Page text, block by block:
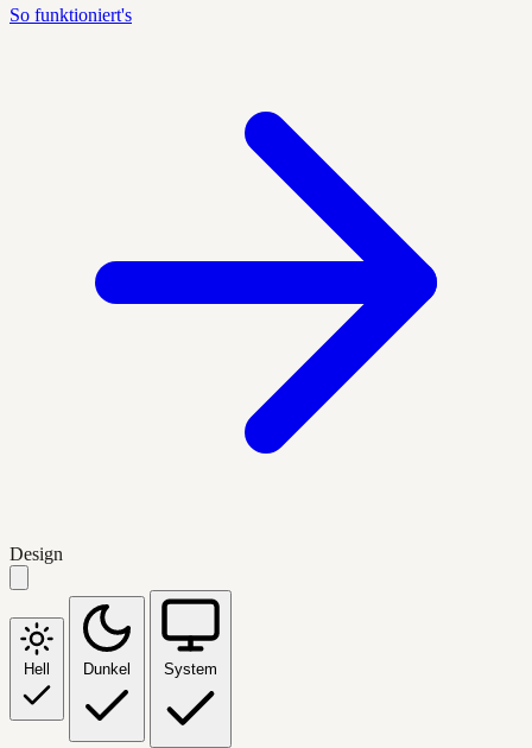
So funktioniert's
Design
Hell Dunkel System